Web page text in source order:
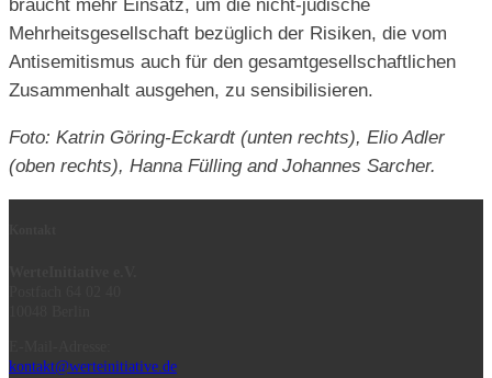
braucht mehr Einsatz, um die nicht-jüdische
Mehrheitsgesellschaft bezüglich der Risiken, die vom
Antisemitismus auch für den gesamtgesellschaftlichen
Zusammenhalt ausgehen, zu sensibilisieren.
Foto: Katrin Göring-Eckardt (unten rechts), Elio Adler
(oben rechts), Hanna Fülling and Johannes Sarcher.
kontakt@werteinitiative.de